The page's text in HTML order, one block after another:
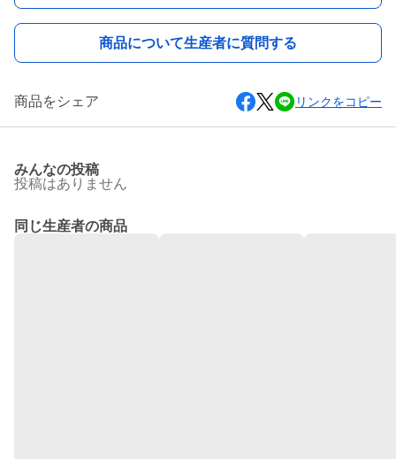
商品について生産者に質問する
商品をシェア リンクをコピー
みんなの投稿
投稿はありません
同じ生産者の商品